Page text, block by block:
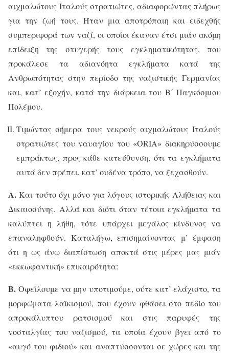
αιχμαλώτους Ιταλούς στρατιώτες, αδιαφορώντας πλήρως
για την ζωή τους. Ήταν μια αποτρόπαιη και ειδεχθής
συμπεριφορά των ναζί, οι οποίοι έκαναν έτσι μιάν ακόμη
επίδειξη της στυγερής τους εγκληματικότητας, που
προκάλεσε τα αδιανόητα εγκλήματα κατά της
Ανθρωπότητας στην περίοδο της ναζιστικής Γερμανίας
και, κατ’ εξοχήν, κατά την διάρκεια του Β΄ Παγκόσμιου
Πολέμου.
Τιμώντας σήμερα τους νεκρούς αιχμαλώτους Ιταλούς
στρατιώτες του ναυαγίου του «ORIA» διακηρύσσουμε
εμπράκτως, προς κάθε κατεύθυνση, ότι τα εγκλήματα
αυτά δεν πρέπει, κατ’ ουδένα τρόπο, να ξεχασθούν.
Α. Και τούτο όχι μόνο για λόγους ιστορικής Αλήθειας και
Δικαιοσύνης. Αλλά και διότι όταν τέτοια εγκλήματα τα
καλύπτει η λήθη, τότε υπάρχει μεγάλος κίνδυνος να
επαναληφθούν. Καταλήγω, επισημαίνοντας μ’ έμφαση
ότι η ως άνω διαπίστωση αποκτά στις μέρες μας μιάν
«εκκωφαντική» επικαιρότητα:
Β. Οφείλουμε να μην υποτιμούμε, ούτε κατ’ ελάχιστο, τα
μορφώματα λαϊκισμού, που έχουν φθάσει στο πεδίο του
απροκάλυπτου ρατσισμού και στις παρυφές της
νοσταλγίας του ναζισμού, τα οποία έχουν βγει από το
«αυγό του φιδιού» και αναπτύσσονται σε χώρες και της